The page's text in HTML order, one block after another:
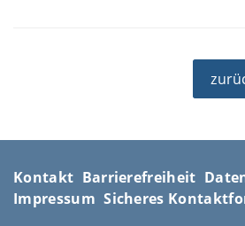
Kontakt Barrierefreiheit
Impressum Sicheres